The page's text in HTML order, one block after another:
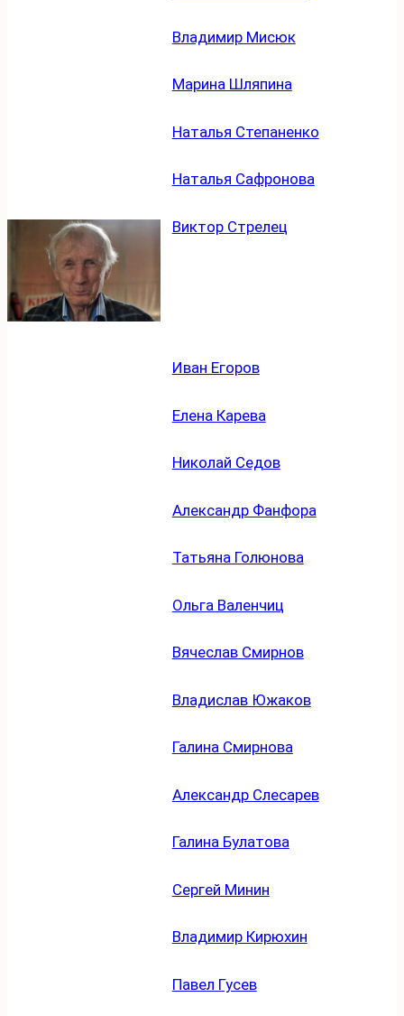
Владимир Мисюк
Марина Шляпина
Наталья Степаненко
Наталья Сафронова
Виктор Стрелец
Иван Егоров
Елена Карева
Николай Седов
Александр Фанфора
Татьяна Голюнова
Ольга Валенчиц
Вячеслав Смирнов
Владислав Южаков
Галина Смирнова
Александр Слесарев
Галина Булатова
Сергей Минин
Владимир Кирюхин
Павел Гусев